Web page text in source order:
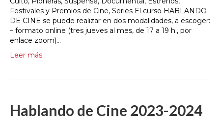
Festivales y Premios de Cine, Series El curso HABLANDO
DE CINE se puede realizar en dos modalidades, a escoger:
– formato online (tres jueves al mes, de 17 a 19 h., por
enlace zoom)…
Leer más
Hablando de Cine 2023-2024